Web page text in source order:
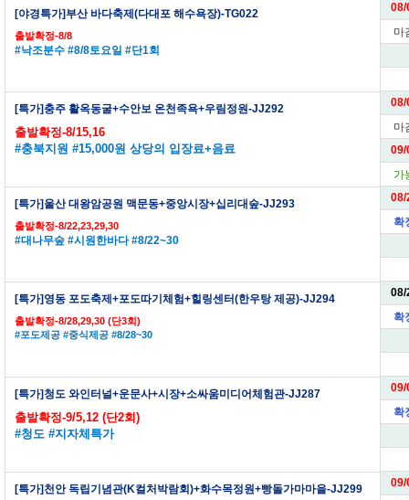
[야경특가]부산 바다축제(다대포 해수욕장)-TG022
출발확정-8/8
#낙조분수 #8/8토요일 #단1회
08/
마
[특가]충주 활옥동굴+수안보 온천족욕+우림정원-JJ292
출발확정-8/15,16
#충북지원 #15,000원 상당의 입장료+음료
08/
마
09/
가
[특가]울산 대왕암공원 맥문동+중앙시장+십리대숲-JJ293
출발확정-8/22,23,29,30
#대나무숲 #시원한바다 #8/22~30
08/
확
[특가]영동 포도축제+포도따기체험+힐링센터(한우탕 제공)-JJ294
출발확정-8/28,29,30 (단3회)
#포도제공 #중식제공 #8/28~30
08/
확
[특가]청도 와인터널+운문사+시장+소싸움미디어체험관-JJ287
출발확정-9/5,12 (단2회)
#청도 #지자체특가
09/
확
[특가]천안 독립기념관(K컬처박람회)+화수목정원+빵돌가마마을-JJ299
09/